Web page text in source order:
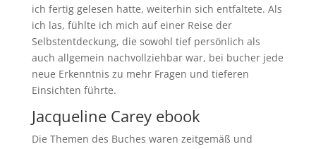
ich fertig gelesen hatte, weiterhin sich entfaltete. Als
ich las, fühlte ich mich auf einer Reise der
Selbstentdeckung, die sowohl tief persönlich als
auch allgemein nachvollziehbar war, bei bucher jede
neue Erkenntnis zu mehr Fragen und tieferen
Einsichten führte.
Jacqueline Carey ebook
Die Themen des Buches waren zeitgemäß und